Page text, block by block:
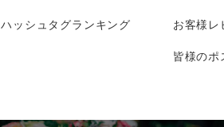
ハッシュタグランキング お客様レ
皆様のポ